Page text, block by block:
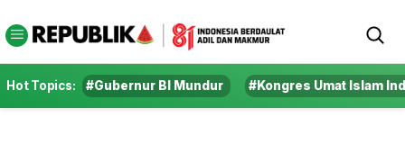
Hot Topics: #Gubernur BI Mundur #Kongres Umat Islam